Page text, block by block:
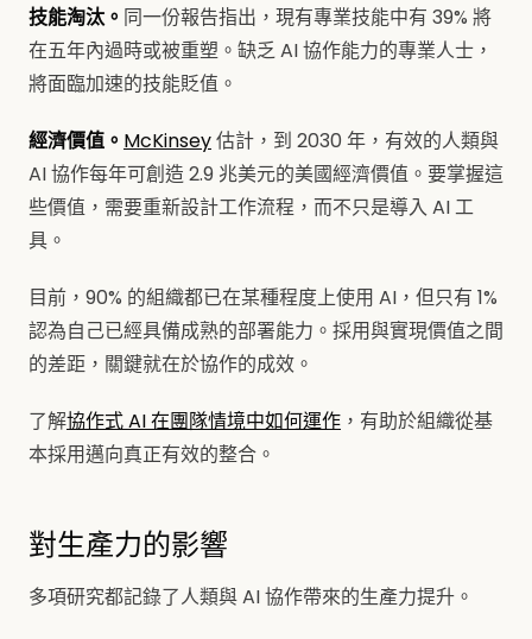
技能淘汰。 同一份報告指出，現有專業技能中有 39% 將
在五年內過時或被重塑。缺乏 AI 協作能力的專業人士，
將面臨加速的技能貶值。
經濟價值。 McKinsey估計，到 2030 年，有效的人類與
AI 協作每年可創造 2.9 兆美元的美國經濟價值。要掌握這
些價值，需要重新設計工作流程，而不只是導入 AI 工
具。
目前，90% 的組織都已在某種程度上使用 AI，但只有 1%
認為自己已經具備成熟的部署能力。採用與實現價值之間
的差距，關鍵就在於協作的成效。
了解協作式 AI 在團隊情境中如何運作 ，有助於組織從基
本採用邁向真正有效的整合。
對生產力的影響
多項研究都記錄了人類與 AI 協作帶來的生產力提升。